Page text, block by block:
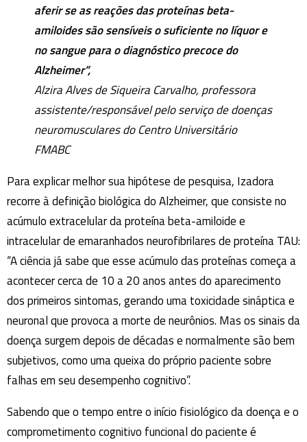
aferir se as reações das proteínas beta-
amiloides são sensíveis o suficiente no líquor e
no sangue para o diagnóstico precoce do
Alzheimer”,
Alzira Alves de Siqueira Carvalho, professora
assistente/responsável pelo serviço de doenças
neuromusculares do Centro Universitário
FMABC
Para explicar melhor sua hipótese de pesquisa, Izadora
recorre à definição biológica do Alzheimer, que consiste no
acúmulo extracelular da proteína beta-amiloide e
intracelular de emaranhados neurofibrilares de proteína TAU:
“A ciência já sabe que esse acúmulo das proteínas começa a
acontecer cerca de 10 a 20 anos antes do aparecimento
dos primeiros sintomas, gerando uma toxicidade sináptica e
neuronal que provoca a morte de neurônios. Mas os sinais da
doença surgem depois de décadas e normalmente são bem
subjetivos, como uma queixa do próprio paciente sobre
falhas em seu desempenho cognitivo”.
Sabendo que o tempo entre o início fisiológico da doença e o
comprometimento cognitivo funcional do paciente é